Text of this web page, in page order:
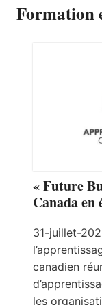
Formation
« Future
Canada en
31-juillet-
canadien
les